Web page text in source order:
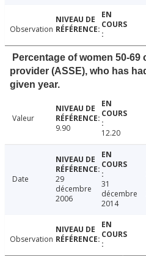
Observation
Percentage of women 50-
provider (ASSE), who has
given year.
Valeur
9.90
12.20
Date
29
décembre
2006
31
décembre
2014
Observation